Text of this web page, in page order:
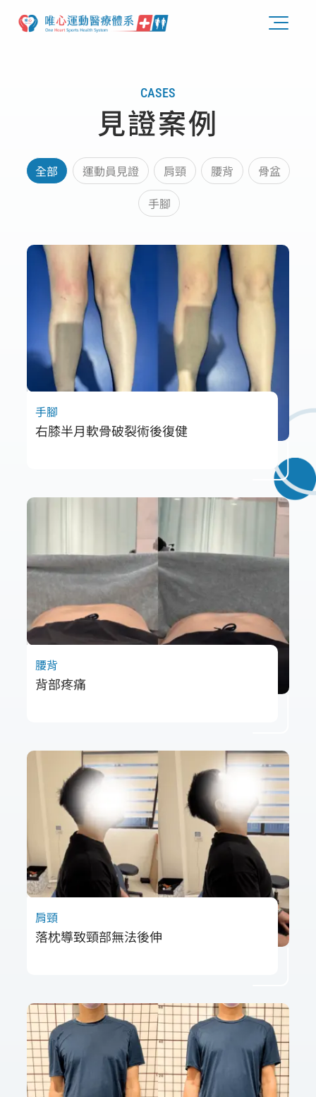
CASES
見證案例
全部 運動員見證 肩頸 腰背
骨盆
手腳
手腳
右膝半月軟骨破裂術後復健
月仍腫脹無法行走，以及在唯心物理治療透過
徒手治療與運動訓練成功恢復的經驗。
腰背
背部疼痛
為主因。透過電射頻放鬆深層肋膜、腹肌，搭
配呼吸控制訓練，成功改善胸廓功能並解除長
年疼痛，恢復更自然的活動能力。
肩頸
落枕導致頸部無法後伸
自 頸椎活動受限與周圍肌肉緊繃。透過 輕柔擺
位放鬆肌肉、關節鬆動術恢復活動度，並搭配
穩定性訓練與睡姿調整，短時間內改善症狀，
避免未來復發。